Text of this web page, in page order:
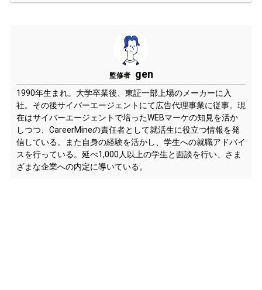
監修者 gen
1990年生まれ。大学卒業後、東証一部上場のメーカーに入
社。その後サイバーエージェントにて広告代理事業に従事。現
在はサイバーエージェントで培ったWEBマーケの知見を活か
しつつ、CareerMineの責任者として就活生に役立つ情報を発
信している。また自身の経験を活かし、学生への就職アドバイ
スを行っている。延べ1,000人以上の学生と面談を行い、さま
ざまな企業への内定に導いている。